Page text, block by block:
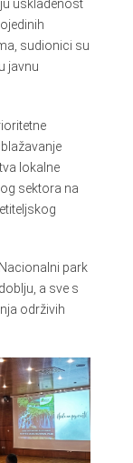
usklađenost
sudionici su
javnu
lokalne
sektora na
park
a sve s
održivih